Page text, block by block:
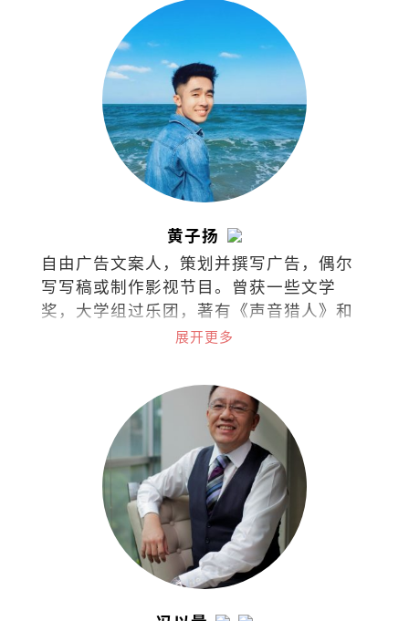
黄子扬
自由广告文案人，策划并撰写广告，偶尔
写写稿或制作影视节目。曾获一些文学
奖，大学组过乐团，著有《声音猎人》和
《徒手杀死那只狐狸》。
展开更多